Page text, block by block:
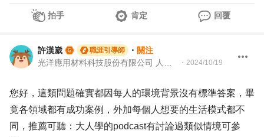
拍手 肯定 回覆
許漢崴 職涯引導師 ・ 關注
・ 2024/10/19
您好，這類問題確實都因每人的環境背景沒有標準答案，畢
竟各領域都有成功案例，外加每個人想要的生活模式都不
同，推薦可聽：大人學的podcast有討論過類似情境可參